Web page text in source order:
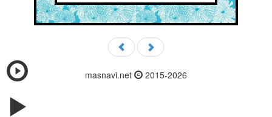
masnavi.net 2015-2026